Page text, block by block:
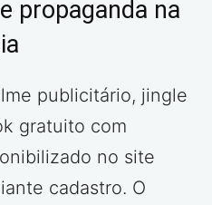
propaganda na
publicitário, jingle
gratuito com
no site
cadastro. O